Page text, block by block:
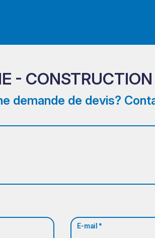
-
demande de devis?
E-mail *